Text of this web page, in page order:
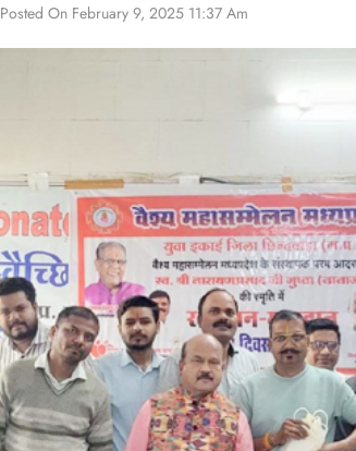
Posted On February 9, 2025 11:37 Am